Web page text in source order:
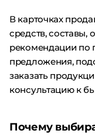
В карточках
средств, составы,
рекомендации по
предложения,
заказать
консультацию к
Почему